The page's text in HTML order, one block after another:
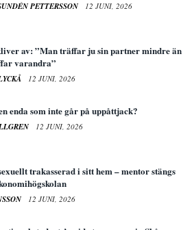
PETTERSSON 12 JUNI, 2026
av: ”Man träffar ju sin partner mindre än
varandra”
12 JUNI, 2026
enda som inte går på uppåttjack?
12 JUNI, 2026
trakasserad i sitt hem – mentor stängs
12 JUNI, 2026